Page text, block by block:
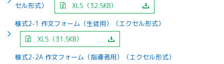
セル形式）
XLS（32.5KB）
様式2-1 作文フォーム（生徒用）（エクセル形式）
XLS（31.5KB）
様式2-2A 作文フォーム（指導者用）（エクセル形式）